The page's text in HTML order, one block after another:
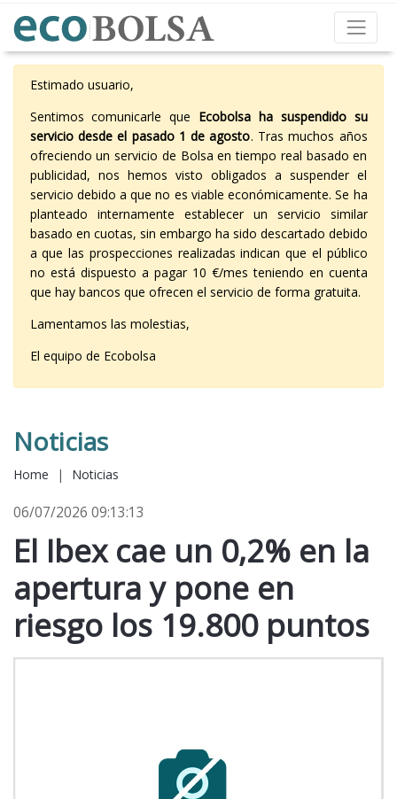
Estimado usuario,
Sentimos comunicarle que Ecobolsa ha suspendido su
servicio desde el pasado 1 de agosto. Tras muchos años
ofreciendo un servicio de Bolsa en tiempo real basado en
publicidad, nos hemos visto obligados a suspender el
servicio debido a que no es viable económicamente. Se ha
planteado internamente establecer un servicio similar
basado en cuotas, sin embargo ha sido descartado debido
a que las prospecciones realizadas indican que el público
no está dispuesto a pagar 10 €/mes teniendo en cuenta
que hay bancos que ofrecen el servicio de forma gratuita.
Lamentamos las molestias,
El equipo de Ecobolsa
Noticias
Home | Noticias
06/07/2026 09:13:13
El Ibex cae un 0,2% en la
apertura y pone en
riesgo los 19.800 puntos